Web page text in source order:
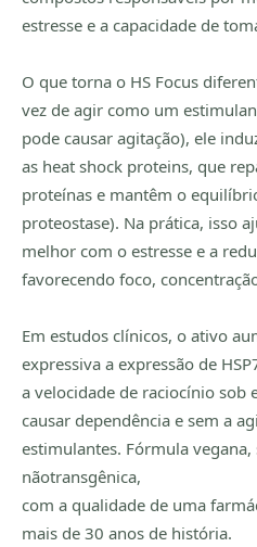
estresse e a capacidade de
O que torna o HS Focus
vez de agir como um
pode causar agitação), ele
as heat shock proteins, que
proteínas e mantêm o
proteostase). Na prática, isso
melhor com o estresse e a
favorecendo foco,
Em estudos clínicos, o ativo
expressiva a expressão de
a velocidade de raciocínio sob
causar dependência e sem a
estimulantes. Fórmula
nãotransgênica,
com a qualidade de uma
mais de 30 anos de história.